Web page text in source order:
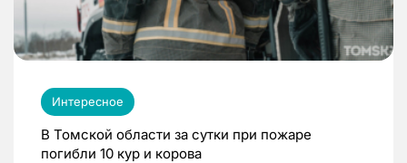
Интересное
В Томской области за сутки при пожаре
погибли 10 кур и корова